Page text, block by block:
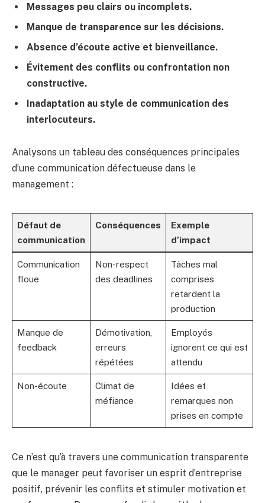
Messages peu clairs ou incomplets.
Manque de transparence sur les décisions.
Absence d’écoute active et bienveillance.
Évitement des conflits ou confrontation non
constructive.
Inadaptation au style de communication des
interlocuteurs.
Analysons un tableau des conséquences principales
d’une communication défectueuse dans le
management :
Défaut de
communication
Conséquences
Exemple
d’impact
Communication
floue
Non-respect
des deadlines
Tâches mal
comprises
retardent la
production
Manque de
feedback
Démotivation,
erreurs
répétées
Employés
ignorent ce qui est
attendu
Non-écoute
Climat de
méfiance
Idées et
remarques non
prises en compte
Ce n’est qu’à travers une communication transparente
que le manager peut favoriser un esprit d’entreprise
positif, prévenir les conflits et stimuler motivation et